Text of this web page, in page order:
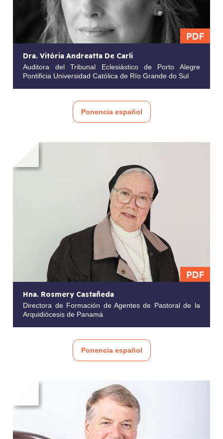
Dra. Vitória Andreatta De Carli
Auditora del Tribunal Eclesiástico de Porto Alegre
Pontificia Universidad Católica de Río Grande do Sul
Ponencia español
Hna. Rosmery Castañeda
Directora de Formación de Agentes de Pastoral de la
Arquidiócesis de Panamá
Ponencia español